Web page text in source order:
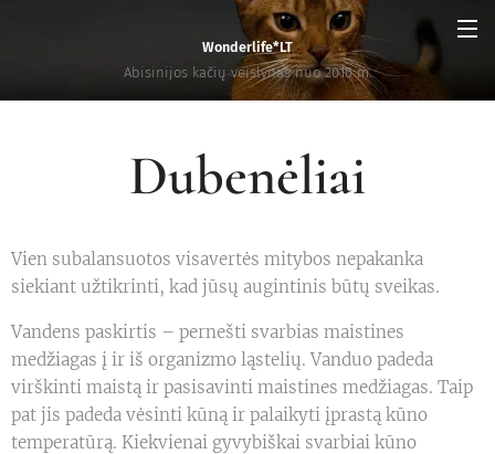
Wonderlife*LT
Abisinijos kačių veislynas nuo 2010 m.
Dubenėliai
Vien subalansuotos visavertės mitybos nepakanka
siekiant užtikrinti, kad jūsų augintinis būtų sveikas.
Vandens paskirtis – pernešti svarbias maistines
medžiagas į ir iš organizmo ląstelių. Vanduo padeda
virškinti maistą ir pasisavinti maistines medžiagas. Taip
pat jis padeda vėsinti kūną ir palaikyti įprastą kūno
temperatūrą. Kiekvienai gyvybiškai svarbiai kūno